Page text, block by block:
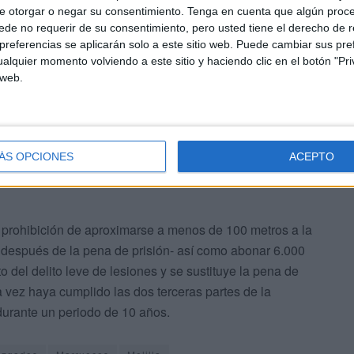
otorgar o negar su consentimiento. Tenga en cuenta que algún
no requerir de su consentimiento, pero usted tiene el derecho de
se aplicarán solo a este sitio web. Puede cambiar sus
momento volviendo a este sitio y haciendo clic en el botón
OPCIONES ACEPTO
de Cádizen Ceuta condenó a 3 años y 4 meses
agarró del brazo a una menor, en repetidas
otra mano. Los hechos ocurrieron en la playa de la
de agresión sexual, no por agresión sexual
de aproximarse a menos de 100 metros a la
de la pena de prisión- así como abonar 6.000
del delito leve de lesiones y se sustituye la pena de
haya cumplido las dos terceras partes de la
un periodo de 10 años.